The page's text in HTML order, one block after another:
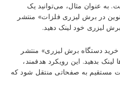
عنوان مثال، می‌توانید یک
در برش لیزری فلزات» منتشر
لیزری خود لینک دهید.
خرید دستگاه برش لیزری» منتشر
بدهید. این رویکرد هدفمند،
مستقیم به صفحاتی منتقل شود که